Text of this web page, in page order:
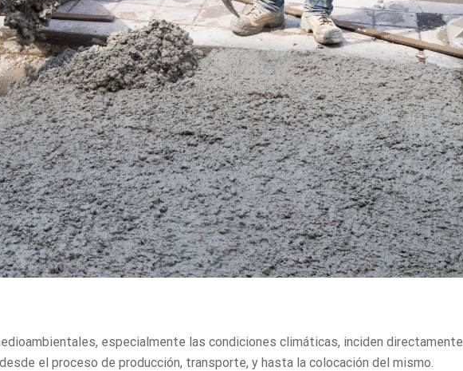
especialmente las condiciones climáticas, inciden directamente
el proceso de producción, transporte, y hasta la colocación del mismo.